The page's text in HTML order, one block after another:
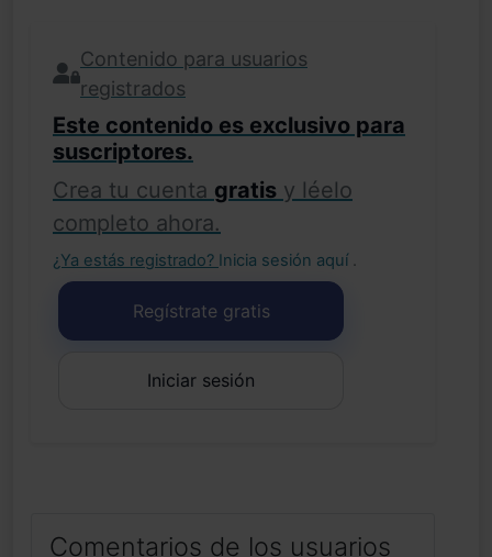
Contenido para usuarios
registrados
Este contenido es exclusivo para
suscriptores.
Crea tu cuenta gratis y léelo
completo ahora.
¿Ya estás registrado? Inicia sesión aquí .
Regístrate gratis
Iniciar sesión
Comentarios de los usuarios